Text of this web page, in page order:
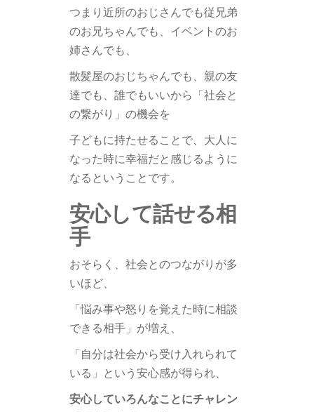
つまり近所のおじさんでも従兄弟
のお兄ちゃんでも、イベントのお
姉さんでも、
散髪屋のおじちゃんでも、親の友
達でも、誰でもいいから「社会と
の繋がり」の機会を
子どもに持たせることで、大人に
なった時に幸福だと感じるように
なるということです。
安心して話せる相
手
おそらく、社会とのつながりが多
いほど、
「悩み事や怒りを覚えた時に相談
できる相手」が増え、
「自分は社会から受け入れられて
いる」という安心感が得られ、
安心していろんなことにチャレン